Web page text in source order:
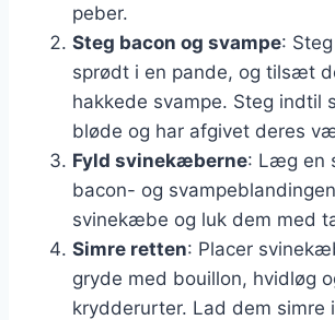
peber.
Steg bacon og svampe:
sprødt i en pande, og tilsæt
hakkede svampe. Steg indtil
bløde og har afgivet deres
Fyld svinekæberne: Læg en
bacon- og
svinekæbe og luk dem med
Simre retten: Placer
gryde med bouillon, hvidløg
krydderurter. Lad dem simre